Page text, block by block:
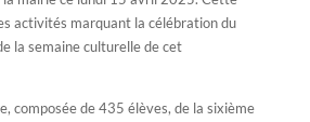
activités marquant la célébration du
la semaine culturelle de cet
composée de 435 élèves, de la sixième